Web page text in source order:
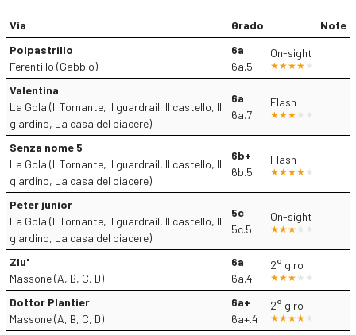
Via Grado
Note
Polpastrillo
Ferentillo (Gabbio)
6a
6a.5
On-sight
Valentina
La Gola (Il Tornante, Il guardrail, Il castello, Il
giardino, La casa del piacere)
6a
6a.7
Flash
Senza nome 5
La Gola (Il Tornante, Il guardrail, Il castello, Il
giardino, La casa del piacere)
6b+
6b.5
Flash
Peter junior
La Gola (Il Tornante, Il guardrail, Il castello, Il
giardino, La casa del piacere)
5c
5c.5
On-sight
Zlu'
Massone (A, B, C, D)
6a
6a.4
2° giro
Dottor Plantier
Massone (A, B, C, D)
6a+
6a+.4
2° giro